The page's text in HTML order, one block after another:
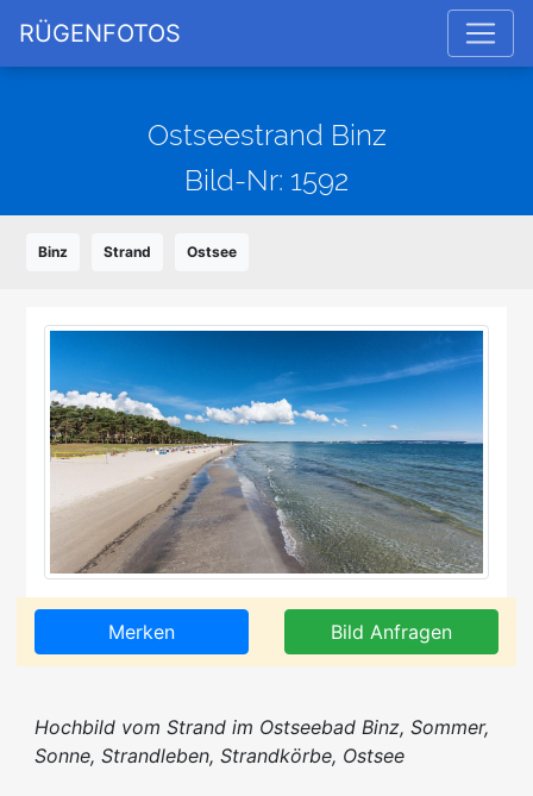
RÜGENFOTOS
Ostseestrand Binz
Bild-Nr: 1592
Binz Strand Ostsee
Merken Bild Anfragen
Hochbild vom Strand im Ostseebad Binz, Sommer,
Sonne, Strandleben, Strandkörbe, Ostsee